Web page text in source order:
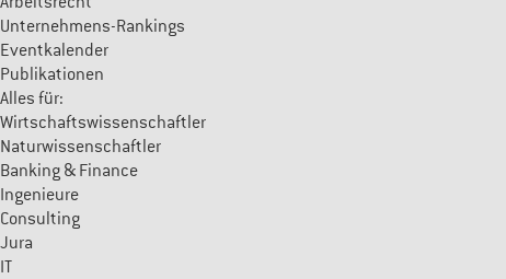
Unternehmens-Rankings
Eventkalender
Publikationen
Alles für:
Wirtschaftswissenschaftler
Naturwissenschaftler
Banking & Finance
Ingenieure
Consulting
Jura
IT